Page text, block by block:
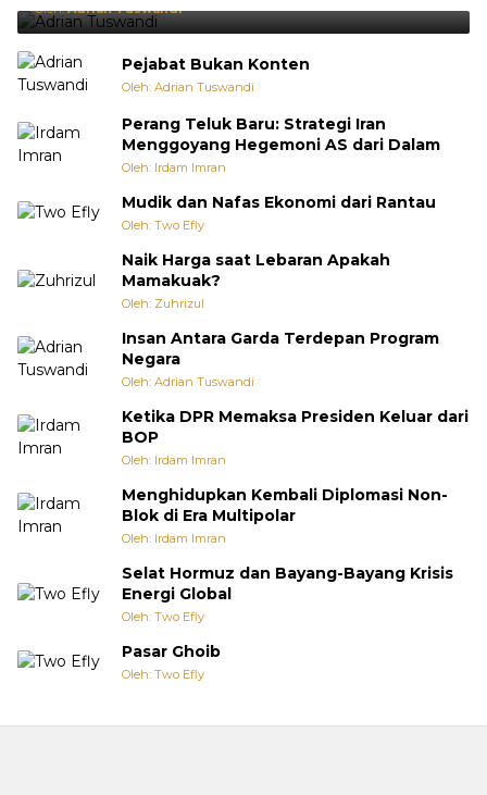
Oleh:Adrian Tuswandi
Pejabat Bukan Konten
Oleh: Adrian Tuswandi
Perang Teluk Baru: Strategi Iran
Menggoyang Hegemoni AS dari Dalam
Oleh: Irdam Imran
Mudik dan Nafas Ekonomi dari Rantau
Oleh: Two Efly
Naik Harga saat Lebaran Apakah
Mamakuak?
Oleh: Zuhrizul
Insan Antara Garda Terdepan Program
Negara
Oleh: Adrian Tuswandi
Ketika DPR Memaksa Presiden Keluar dari
BOP
Oleh: Irdam Imran
Menghidupkan Kembali Diplomasi Non-
Blok di Era Multipolar
Oleh: Irdam Imran
Selat Hormuz dan Bayang-Bayang Krisis
Energi Global
Oleh: Two Efly
Pasar Ghoib
Oleh: Two Efly